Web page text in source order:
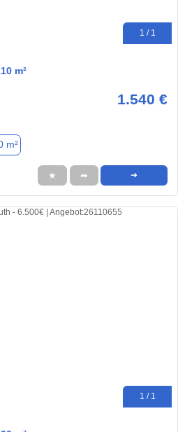
1 / 1
m²
1.540 €
m²
★ ➦ ➜
1 / 1